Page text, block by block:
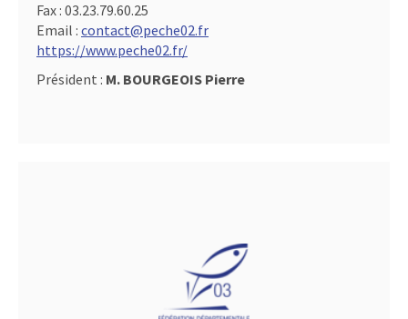
Fax : 03.23.79.60.25
Email : contact@peche02.fr
https://www.peche02.fr/
Président : M. BOURGEOIS Pierre